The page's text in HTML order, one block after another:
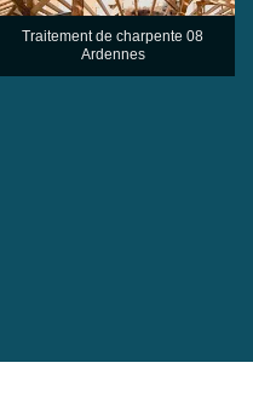
Traitement de charpente 08
Ardennes